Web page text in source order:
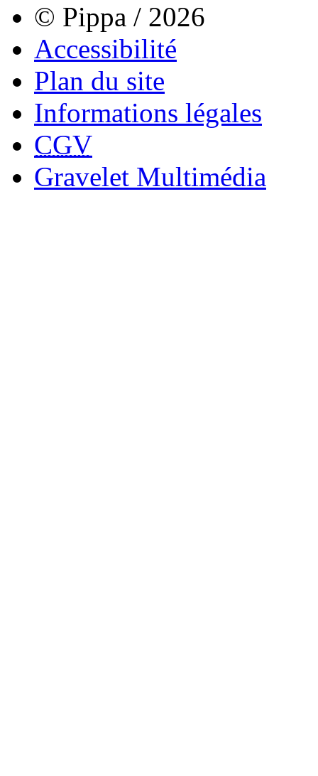
© Pippa / 2026
Accessibilité
Plan du site
Informations légales
CGV
Gravelet Multimédia